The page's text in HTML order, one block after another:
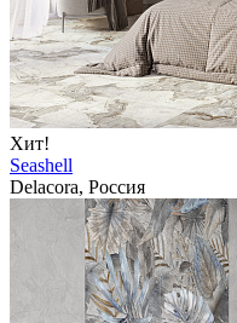
Хит!
Seashell
Delacora, Россия